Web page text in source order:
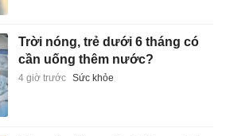
Trời nóng, trẻ dưới 6 tháng có
cần uống thêm nước?
4 giờ trước Sức khỏe